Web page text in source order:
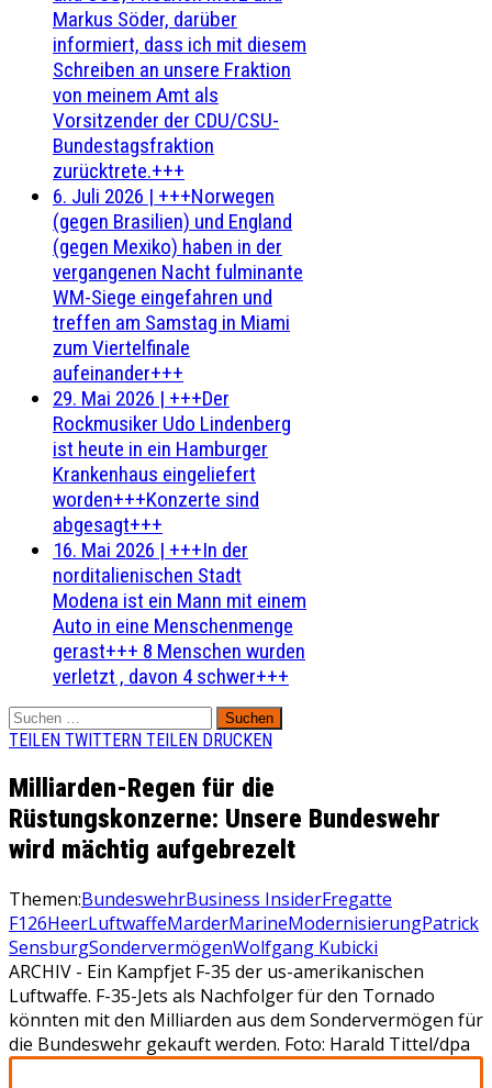
Markus Söder, darüber
informiert, dass ich mit diesem
Schreiben an unsere Fraktion
von meinem Amt als
Vorsitzender der CDU/CSU-
Bundestagsfraktion
zurücktrete.+++
6. Juli 2026 | +++Norwegen
(gegen Brasilien) und England
(gegen Mexiko) haben in der
vergangenen Nacht fulminante
WM-Siege eingefahren und
treffen am Samstag in Miami
zum Viertelfinale
aufeinander+++
29. Mai 2026 | +++Der
Rockmusiker Udo Lindenberg
ist heute in ein Hamburger
Krankenhaus eingeliefert
worden+++Konzerte sind
abgesagt+++
16. Mai 2026 | +++In der
norditalienischen Stadt
Modena ist ein Mann mit einem
Auto in eine Menschenmenge
gerast+++ 8 Menschen wurden
verletzt , davon 4 schwer+++
Suchen
nach:
TEILEN TWITTERN TEILEN DRUCKEN
Milliarden-Regen für die
Rüstungskonzerne: Unsere Bundeswehr
wird mächtig aufgebrezelt
Themen:BundeswehrBusiness InsiderFregatte
F126HeerLuftwaffeMarderMarineModernisierungPatrick
SensburgSondervermögenWolfgang Kubicki
ARCHIV - Ein Kampfjet F-35 der us-amerikanischen
Luftwaffe. F-35-Jets als Nachfolger für den Tornado
könnten mit den Milliarden aus dem Sondervermögen für
die Bundeswehr gekauft werden. Foto: Harald Tittel/dpa